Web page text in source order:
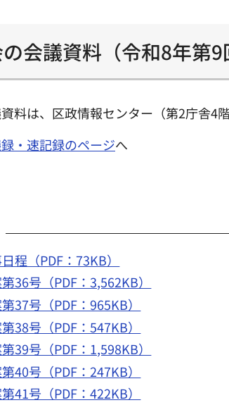
会議資料（令和8年第9
料は、区政情報センター（第2庁舎4
・速記録のページへ
程（PDF：73KB）
36号（PDF：3,562KB）
37号（PDF：965KB）
38号（PDF：547KB）
39号（PDF：1,598KB）
40号（PDF：247KB）
41号（PDF：422KB）